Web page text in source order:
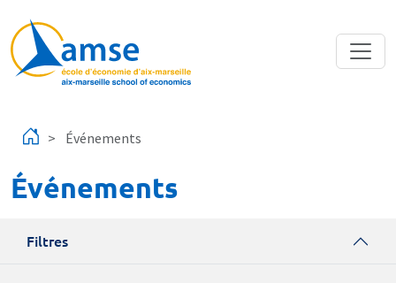
Événements
Événements
Filtres